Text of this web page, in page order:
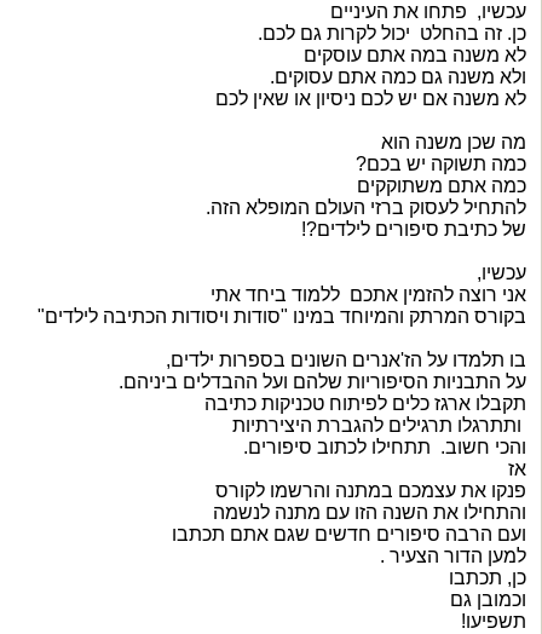
עכשיו, פתחו את העיניים
כן. זה בהחלט יכול לקרות גם לכם.
לא משנה במה אתם עוסקים
ולא משנה גם כמה אתם עסוקים.
לא משנה אם יש לכם ניסיון או שאין לכם
מה שכן משנה הוא
כמה תשוקה יש בכם?
כמה אתם משתוקקים
להתחיל לעסוק ברזי העולם המופלא הזה.
של כתיבת סיפורים לילדים?!
עכשיו,
אני רוצה להזמין אתכם ללמוד ביחד אתי
בקורס המרתק והמיוחד במינו "סודות ויסודות הכתיבה לילדים"
בו תלמדו על הז'אנרים השונים בספרות ילדים,
על התבניות הסיפוריות שלהם ועל ההבדלים ביניהם.
תקבלו ארגז כלים לפיתוח טכניקות כתיבה
ותתרגלו תרגילים להגברת היצירתיות
והכי חשוב. תתחילו לכתוב סיפורים.
אז
פנקו את עצמכם במתנה והרשמו לקורס
והתחילו את השנה הזו עם מתנה לנשמה
ועם הרבה סיפורים חדשים שגם אתם תכתבו
למען הדור הצעיר .
כן, תכתבו
וכמובן גם
תשפיעו!